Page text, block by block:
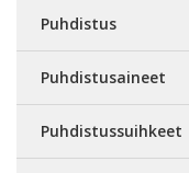
Puhdistus
Puhdistusaineet
Puhdistussuihkeet